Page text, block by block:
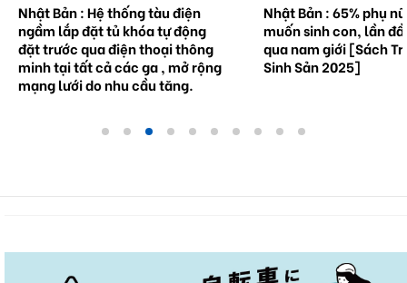
Nhật Bản : Hệ thống tàu điện
ngầm lắp đặt tủ khóa tự động
đặt trước qua điện thoại thông
minh tại tất cả các ga , mở rộng
mạng lưới do nhu cầu tăng.
Nhật Bản : 65% phụ
muốn sinh con, lần
qua nam giới [Sách
Sinh Sản 2025]